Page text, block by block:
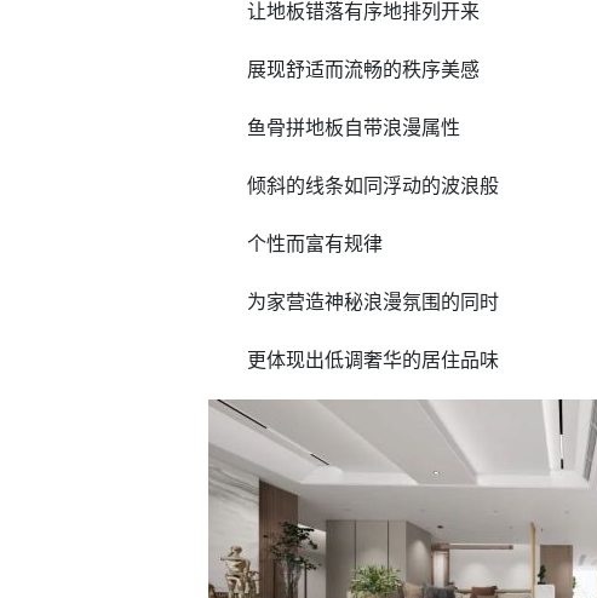
让地板错落有序地排列开来
展现舒适而流畅的秩序美感
鱼骨拼地板自带浪漫属性
倾斜的线条如同浮动的波浪般
个性而富有规律
为家营造神秘浪漫氛围的同时
更体现出低调奢华的居住品味